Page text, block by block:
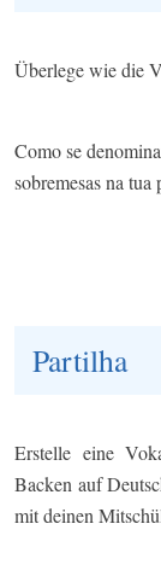
Überlege wie die
Como se
sobremesas na
Partilha
Erstelle eine
Backen auf
mit deinen